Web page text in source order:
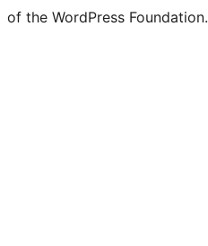
of the WordPress Foundation.